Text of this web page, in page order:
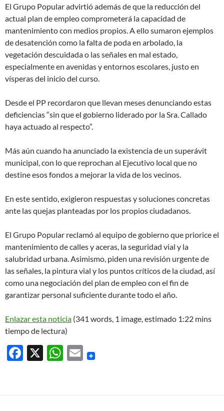
El Grupo Popular advirtió además de que la reducción del
actual plan de empleo comprometerá la capacidad de
mantenimiento con medios propios. A ello sumaron ejemplos
de desatención como la falta de poda en arbolado, la
vegetación descuidada o las señales en mal estado,
especialmente en avenidas y entornos escolares, justo en
vísperas del inicio del curso.
Desde el PP recordaron que llevan meses denunciando estas
deficiencias “sin que el gobierno liderado por la Sra. Callado
haya actuado al respecto”.
Más aún cuando ha anunciado la existencia de un superávit
municipal, con lo que reprochan al Ejecutivo local que no
destine esos fondos a mejorar la vida de los vecinos.
En este sentido, exigieron respuestas y soluciones concretas
ante las quejas planteadas por los propios ciudadanos.
El Grupo Popular reclamó al equipo de gobierno que priorice el
mantenimiento de calles y aceras, la seguridad vial y la
salubridad urbana. Asimismo, piden una revisión urgente de
las señales, la pintura vial y los puntos críticos de la ciudad, así
como una negociación del plan de empleo con el fin de
garantizar personal suficiente durante todo el año.
Enlazar esta noticia (341 words, 1 image, estimado 1:22 mins
tiempo de lectura)
F
b
X
W
s
E